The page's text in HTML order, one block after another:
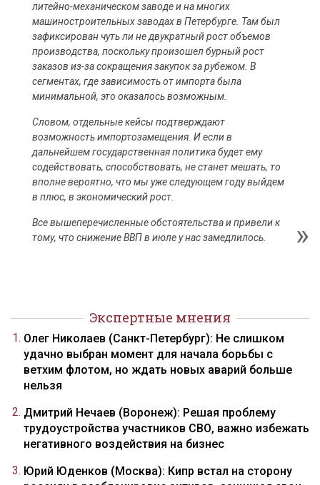
литейно-механическом заводе и на многих
машиностроительных заводах в Петербурге. Там был
зафиксирован чуть ли не двукратный рост объемов
производства, поскольку произошел бурный рост
заказов из-за сокращения закупок за рубежом. В
сегментах, где зависимость от импорта была
минимальной, это оказалось возможным.
Словом, отдельные кейсы подтверждают
возможность импортозамещения. И если в
дальнейшем государственная политика будет ему
содействовать, способствовать, не станет мешать, то
вполне вероятно, что мы уже следующем году выйдем
в плюс, в экономический рост.
Все вышеперечисленные обстоятельства и привели к
тому, что снижение ВВП в июле у нас замедлилось.
Экспертные мнения
Олег Николаев (Санкт-Петербург): Не слишком
удачно выбран момент для начала борьбы с
ветхим флотом, но ждать новых аварий больше
нельзя
Дмитрий Нечаев (Воронеж): Решая проблему
трудоустройства участников СВО, важно избежать
негативного воздействия на бизнес
Юрий Юденков (Москва): Кипр встал на сторону